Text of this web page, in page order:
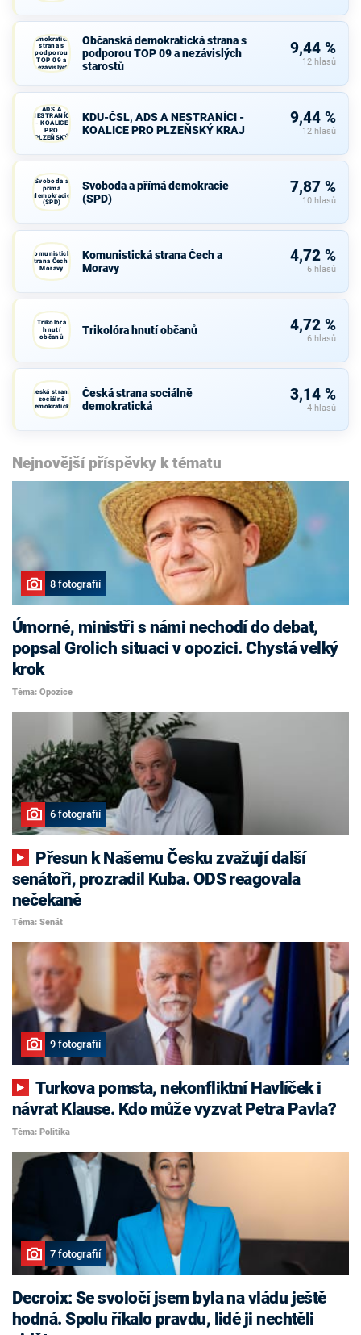
demokratická
strana s
podporou
TOP 09 a
nezávislých
starostů
Občanská demokratická strana s
podporou TOP 09 a nezávislých
starostů
9,44 %
12 hlasů
ADS A
NESTRANÍCI
- KOALICE
PRO
PLZEŇSKÝ
KRAJ
KDU-ČSL, ADS A NESTRANÍCI -
KOALICE PRO PLZEŇSKÝ KRAJ
9,44 %
12 hlasů
Svoboda a
přímá
demokracie
(SPD)
Svoboda a přímá demokracie
(SPD)
7,87 %
10 hlasů
Komunistická
strana Čech a
Moravy
Komunistická strana Čech a
Moravy
4,72 %
6 hlasů
Trikolóra
hnutí
občanů
Trikolóra hnutí občanů 4,72 %
6 hlasů
Česká strana
sociálně
demokratická
Česká strana sociálně
demokratická
3,14 %
4 hlasů
Nejnovější příspěvky k tématu
8 fotografií
Úmorné, ministři s námi nechodí do debat,
popsal Grolich situaci v opozici. Chystá velký
krok
Téma: Opozice
6 fotografií
senátoři, prozradil Kuba. ODS reagovala
nečekaně
Téma: Senát
9 fotografií
Turkova pomsta, nekonfliktní Havlíček i
návrat Klause. Kdo může vyzvat Petra Pavla?
Téma: Politika
7 fotografií
Decroix: Se svoločí jsem byla na vládu ještě
hodná. Spolu říkalo pravdu, lidé ji nechtěli